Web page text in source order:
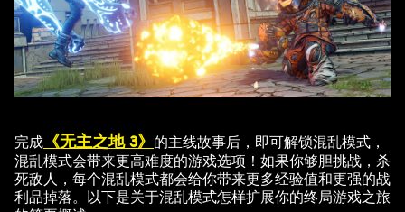
完成 《无主之地 3》 的主线故事后，即可解锁混乱模式，
混乱模式会带来更高难度的游戏选项！如果你够胆挑战，杀
死敌人，每个混乱模式都会给你带来更多经验值和更强的战
利品掉落。以下是关于混乱模式怎样扩展你的终局游戏之旅